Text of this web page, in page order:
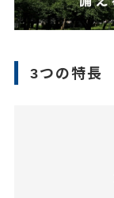
3つの特長